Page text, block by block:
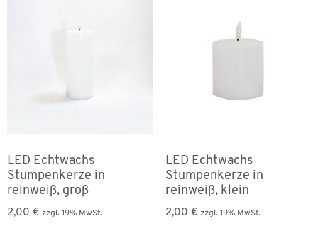
LED Echtwachs
Stumpenkerze in
reinweiß, groß
2,00 € zzgl. 19% MwSt.
LED Echtwachs
Stumpenkerze in
reinweiß, klein
2,00 € zzgl. 19% MwSt.